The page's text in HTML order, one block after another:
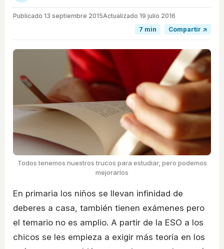
Publicado 13 septiembre 2015Actualizado 19 julio 2016
7 min
Compartir ↗
Todos tenemos nuestros trucos para estudiar, pero podemos
mejorarlos
En primaria los niños se llevan infinidad de
deberes a casa, también tienen exámenes pero
el temario no es amplio. A partir de la ESO a los
chicos se les empieza a exigir más teoría en los